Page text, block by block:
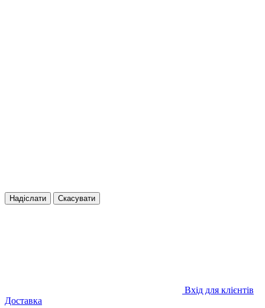
Надіслати Скасувати
Вхід для клієнтів
Доставка